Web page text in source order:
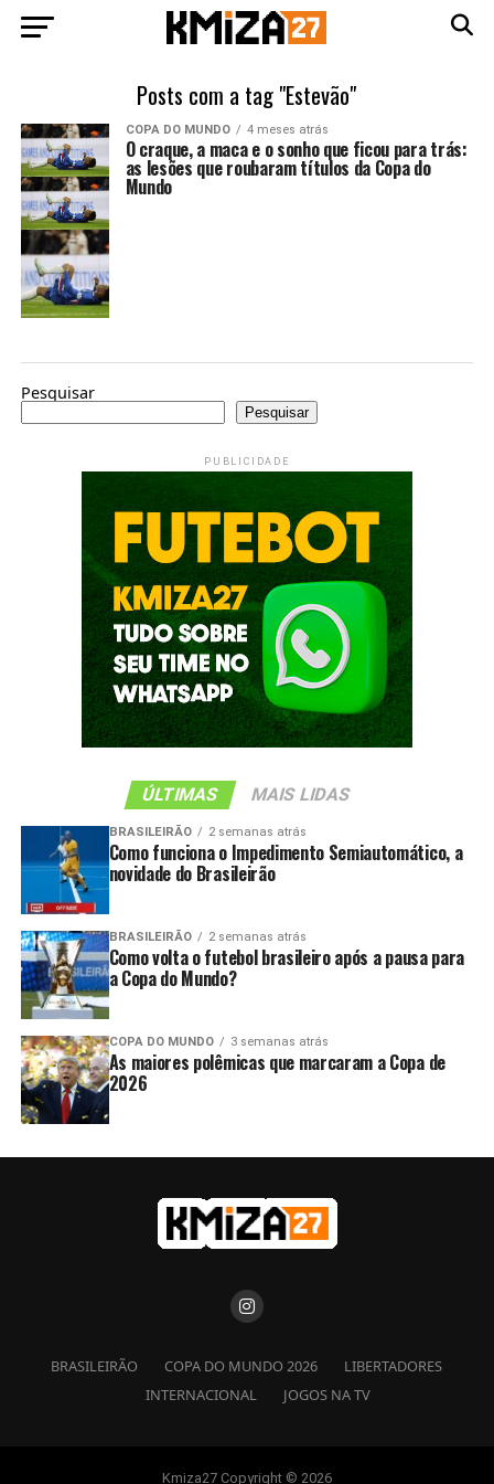
Posts com a tag "Estevão"
COPA DO MUNDO 4 meses atrás
O craque, a maca e o sonho que ficou para trás:
as lesões que roubaram títulos da Copa do
Mundo
Pesquisar
Pesquisar
PUBLICIDADE
ÚLTIMAS MAIS LIDAS
BRASILEIRÃO 2 semanas atrás
Como funciona o Impedimento Semiautomático, a
novidade do Brasileirão
BRASILEIRÃO 2 semanas atrás
Como volta o futebol brasileiro após a pausa para
a Copa do Mundo?
COPA DO MUNDO 3 semanas atrás
As maiores polêmicas que marcaram a Copa de
2026
BRASILEIRÃO COPA DO MUNDO 2026
LIBERTADORES
INTERNACIONAL
JOGOS NA TV
Kmiza27 Copyright © 2026